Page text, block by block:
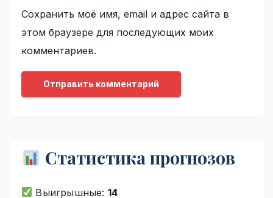
Сохранить моё имя, email и адрес сайта в
этом браузере для последующих моих
комментариев.
Статистика прогнозов
Выигрышные: 14